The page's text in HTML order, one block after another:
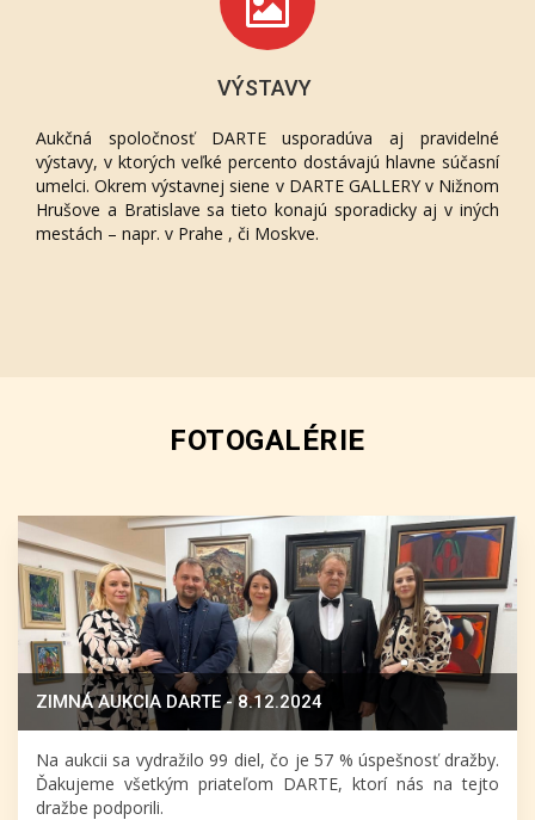
VÝSTAVY
Aukčná spoločnosť DARTE usporadúva aj pravidelné
výstavy, v ktorých veľké percento dostávajú hlavne súčasní
umelci. Okrem výstavnej siene v DARTE GALLERY v Nižnom
Hrušove a Bratislave sa tieto konajú sporadicky aj v iných
mestách – napr. v Prahe , či Moskve.
FOTOGALÉRIE
ZIMNÁ AUKCIA DARTE - 8.12.2024
Na aukcii sa vydražilo 99 diel, čo je 57 % úspešnosť dražby.
Ďakujeme všetkým priateľom DARTE, ktorí nás na tejto
dražbe podporili.